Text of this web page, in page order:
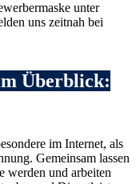
unter
uns zeitnah bei
Überblick:
im Internet, als
Gemeinsam lassen
werden und arbeiten